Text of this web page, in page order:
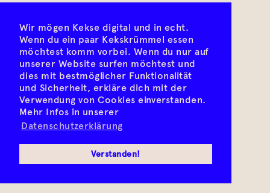
Wir mögen Kekse digital und in echt.
Wenn du ein paar Kekskrümmel essen
möchtest komm vorbei. Wenn du nur auf
unserer Website surfen möchtest und
dies mit bestmöglicher Funktionalität
und Sicherheit, erkläre dich mit der
Verwendung von Cookies einverstanden.
Mehr Infos in unserer
Datenschutzerklärung
Verstanden!